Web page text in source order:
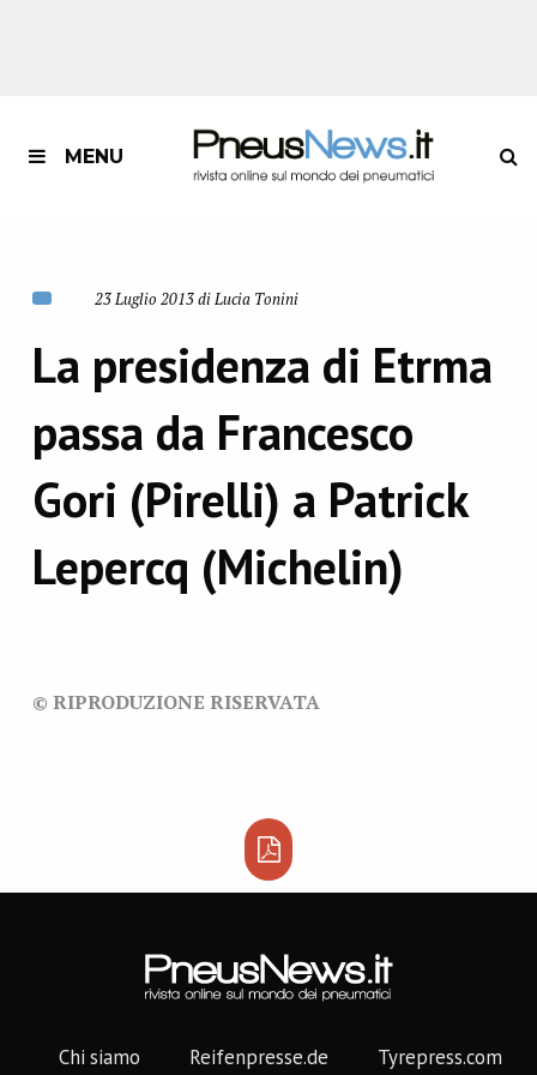
MENU
23 Luglio 2013 di Lucia Tonini
La presidenza di Etrma
passa da Francesco
Gori (Pirelli) a Patrick
Lepercq (Michelin)
© RIPRODUZIONE RISERVATA
Chi siamo Reifenpresse.de Tyrepress.com